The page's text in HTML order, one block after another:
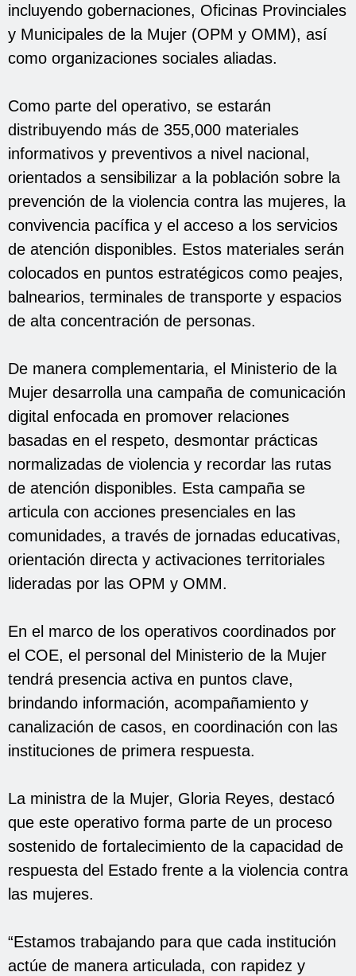
incluyendo gobernaciones, Oficinas Provinciales
y Municipales de la Mujer (OPM y OMM), así
como organizaciones sociales aliadas.
Como parte del operativo, se estarán
distribuyendo más de 355,000 materiales
informativos y preventivos a nivel nacional,
orientados a sensibilizar a la población sobre la
prevención de la violencia contra las mujeres, la
convivencia pacífica y el acceso a los servicios
de atención disponibles. Estos materiales serán
colocados en puntos estratégicos como peajes,
balnearios, terminales de transporte y espacios
de alta concentración de personas.
De manera complementaria, el Ministerio de la
Mujer desarrolla una campaña de comunicación
digital enfocada en promover relaciones
basadas en el respeto, desmontar prácticas
normalizadas de violencia y recordar las rutas
de atención disponibles. Esta campaña se
articula con acciones presenciales en las
comunidades, a través de jornadas educativas,
orientación directa y activaciones territoriales
lideradas por las OPM y OMM.
En el marco de los operativos coordinados por
el COE, el personal del Ministerio de la Mujer
tendrá presencia activa en puntos clave,
brindando información, acompañamiento y
canalización de casos, en coordinación con las
instituciones de primera respuesta.
La ministra de la Mujer, Gloria Reyes, destacó
que este operativo forma parte de un proceso
sostenido de fortalecimiento de la capacidad de
respuesta del Estado frente a la violencia contra
las mujeres.
“Estamos trabajando para que cada institución
actúe de manera articulada, con rapidez y